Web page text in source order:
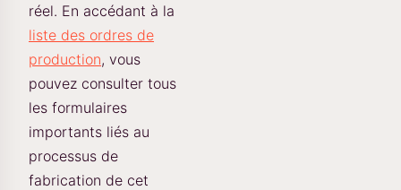
réel. En accédant à la
liste des ordres de
production, vous
pouvez consulter tous
les formulaires
importants liés au
processus de
fabrication de cet